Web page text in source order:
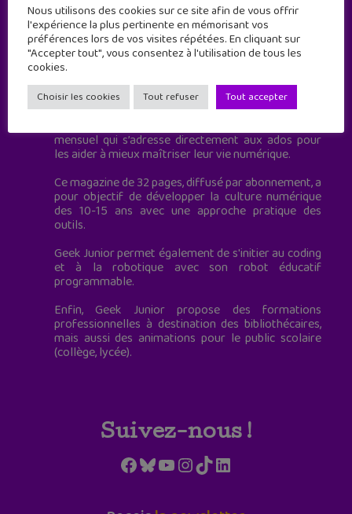
Geek Junior est le premier site de culture numérique
à destination des adolescents.
mensuel qui s’adresse directement aux ados pour
les aider à mieux maîtriser leur vie numérique.
Ce magazine de 32 pages, diffusé par abonnement, a
pour objectif de développer la culture numérique
des 10-15 ans avec une approche pratique des
outils.
Geek Junior permet également de s'initier au coding
et à la robotique avec son robot éducatif
programmable.
Enfin, Geek Junior propose des formations
professionnelles à destination des bibliothécaires,
mais aussi des animations pour le public scolaire
(collège, lycée).
Suivez-nous !
Facebook
Bluesky
YouTube
Instagram
TikTokLinkedIn
Nous utilisons des cookies sur ce site afin de vous offrir
l'expérience la plus pertinente en mémorisant vos
préférences lors de vos visites répétées. En cliquant sur
"Accepter tout", vous consentez à l'utilisation de tous les
cookies.
Choisir les cookies Tout refuser Tout accepter